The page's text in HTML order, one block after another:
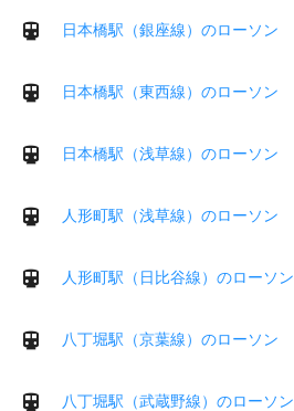
日本橋駅（銀座線）のローソン
日本橋駅（東西線）のローソン
日本橋駅（浅草線）のローソン
人形町駅（浅草線）のローソン
人形町駅（日比谷線）のローソン
八丁堀駅（京葉線）のローソン
八丁堀駅（武蔵野線）のローソン